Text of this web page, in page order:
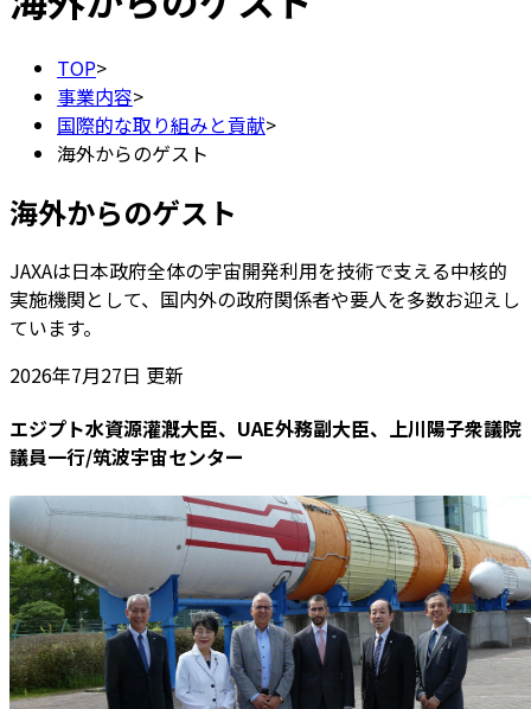
TOP>
事業内容>
国際的な取り組みと貢献>
海外からのゲスト
海外からのゲスト
JAXAは日本政府全体の宇宙開発利用を技術で支える中核的
実施機関として、国内外の政府関係者や要人を多数お迎えし
ています。
2026年7月27日 更新
エジプト水資源灌漑大臣、UAE外務副大臣、上川陽子衆議院
議員一行/筑波宇宙センター